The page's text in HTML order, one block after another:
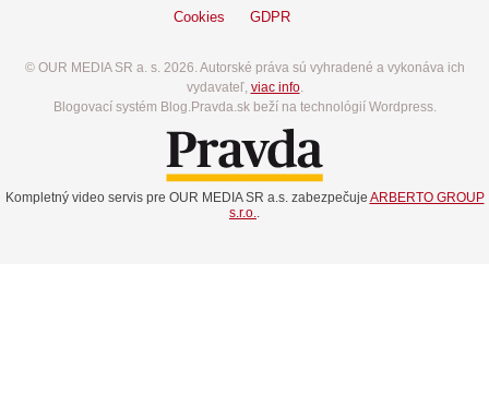
Cookies GDPR
© OUR MEDIA SR a. s. 2026. Autorské práva sú vyhradené a vykonáva ich
vydavateľ, viac info.
Blogovací systém Blog.Pravda.sk beží na technológií Wordpress.
Kompletný video servis pre OUR MEDIA SR a.s. zabezpečuje ARBERTO GROUP
s.r.o..